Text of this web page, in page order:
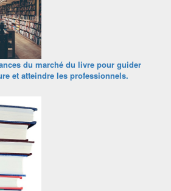
du marché du livre pour guider
et atteindre les professionnels.